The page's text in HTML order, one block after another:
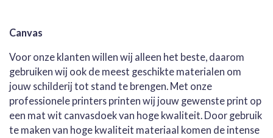
Canvas
Voor onze klanten willen wij alleen het beste, daarom
gebruiken wij ook de meest geschikte materialen om
jouw schilderij tot stand te brengen. Met onze
professionele printers printen wij jouw gewenste print op
een mat wit canvasdoek van hoge kwaliteit. Door gebruik
te maken van hoge kwaliteit materiaal komen de intense